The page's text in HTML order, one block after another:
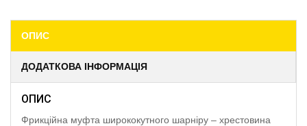
ОПИС
ДОДАТКОВА ІНФОРМАЦІЯ
ОПИС
Фрикційна муфта ширококутного шарніру – хрестовина